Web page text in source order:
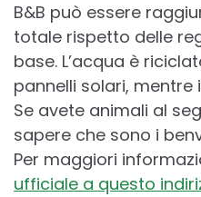
B&B può essere
totale rispetto delle
base. L’acqua è
pannelli solari, mentre
Se avete animali al
sapere che sono i
Per maggiori
ufficiale a questo